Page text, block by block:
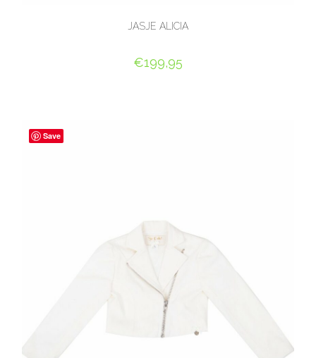
JASJE ALICIA
€199,95
Save